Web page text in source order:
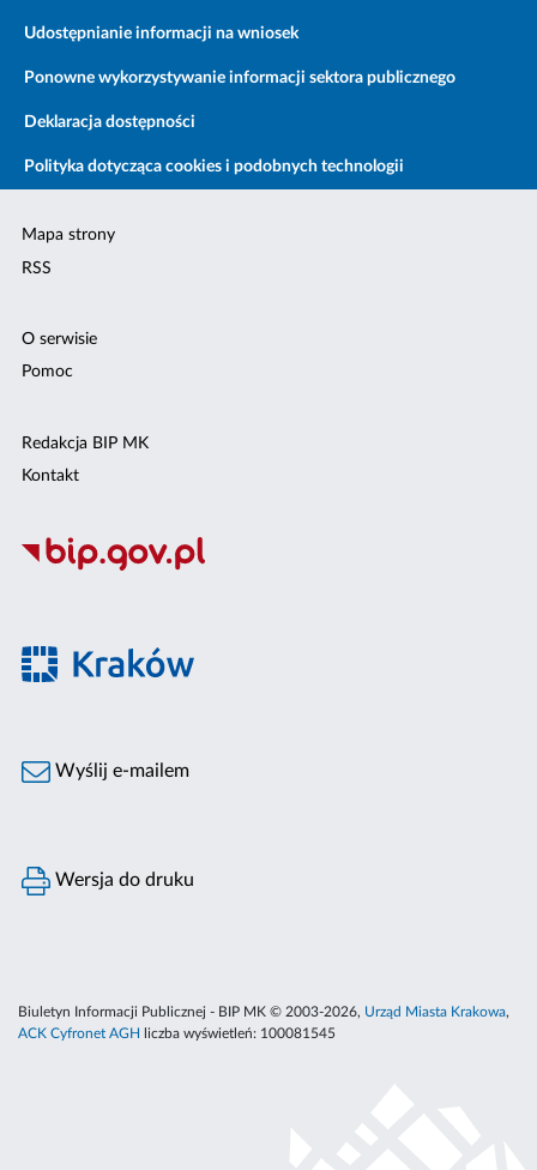
Udostępnianie informacji na wniosek
Ponowne wykorzystywanie informacji sektora publicznego
Deklaracja dostępności
Polityka dotycząca cookies i podobnych technologii
Mapa strony
RSS
O serwisie
Pomoc
Redakcja BIP MK
Kontakt
Wyślij e-mailem
Wersja do druku
Biuletyn Informacji Publicznej - BIP MK © 2003-2026, Urząd Miasta Krakowa,
ACK Cyfronet AGH
liczba wyświetleń: 100081545